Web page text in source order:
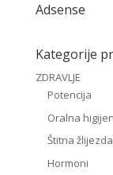
Adsense
Kategorije
ZDRAVLJE
Potencija
Oralna
Štitna žlijezda
Hormoni